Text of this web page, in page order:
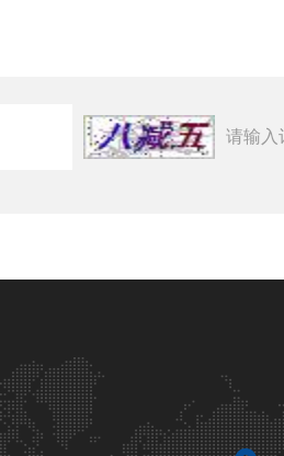
请输入